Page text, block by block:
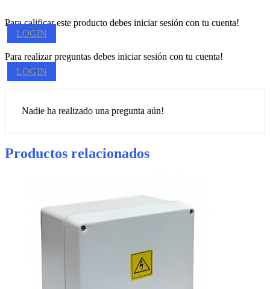
Para calificar este producto debes iniciar sesión con tu cuenta!
LOGIN
Para realizar preguntas debes iniciar sesión con tu cuenta!
LOGIN
Nadie ha realizado una pregunta aún!
Productos relacionados